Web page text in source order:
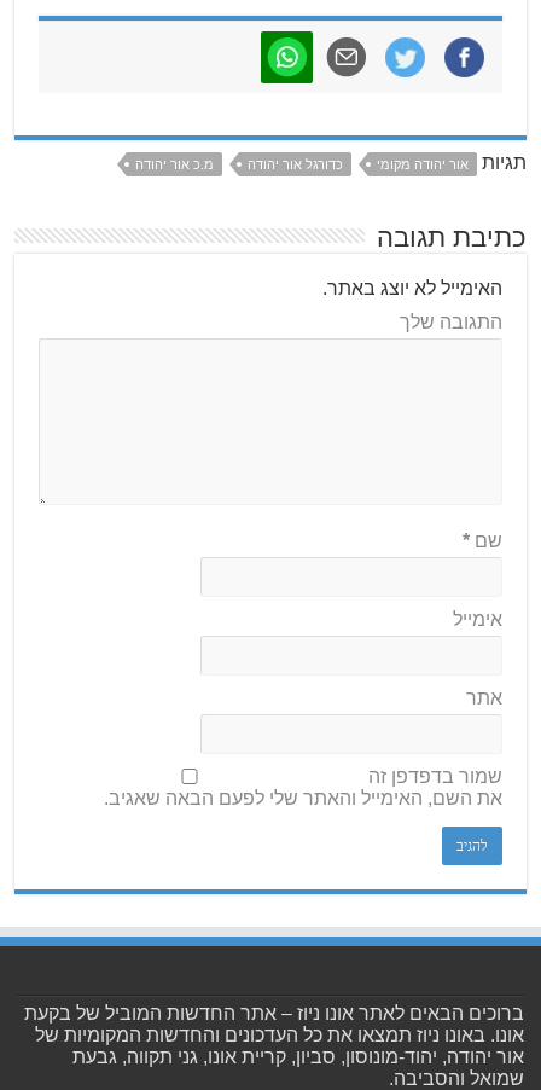
תגיות אור יהודה מקומי כדורגל אור יהודה מ.כ אור יהודה
כתיבת תגובה
האימייל לא יוצג באתר.
התגובה שלך
שם*
אימייל
אתר
שמור בדפדפן זה
את השם, האימייל והאתר שלי לפעם הבאה שאגיב.
ברוכים הבאים לאתר אונו ניוז – אתר החדשות המוביל של בקעת
אונו. באונו ניוז תמצאו את כל העדכונים והחדשות המקומיות של
אור יהודה, יהוד-מונוסון, סביון, קריית אונו, גני תקווה, גבעת
שמואל והסביבה.